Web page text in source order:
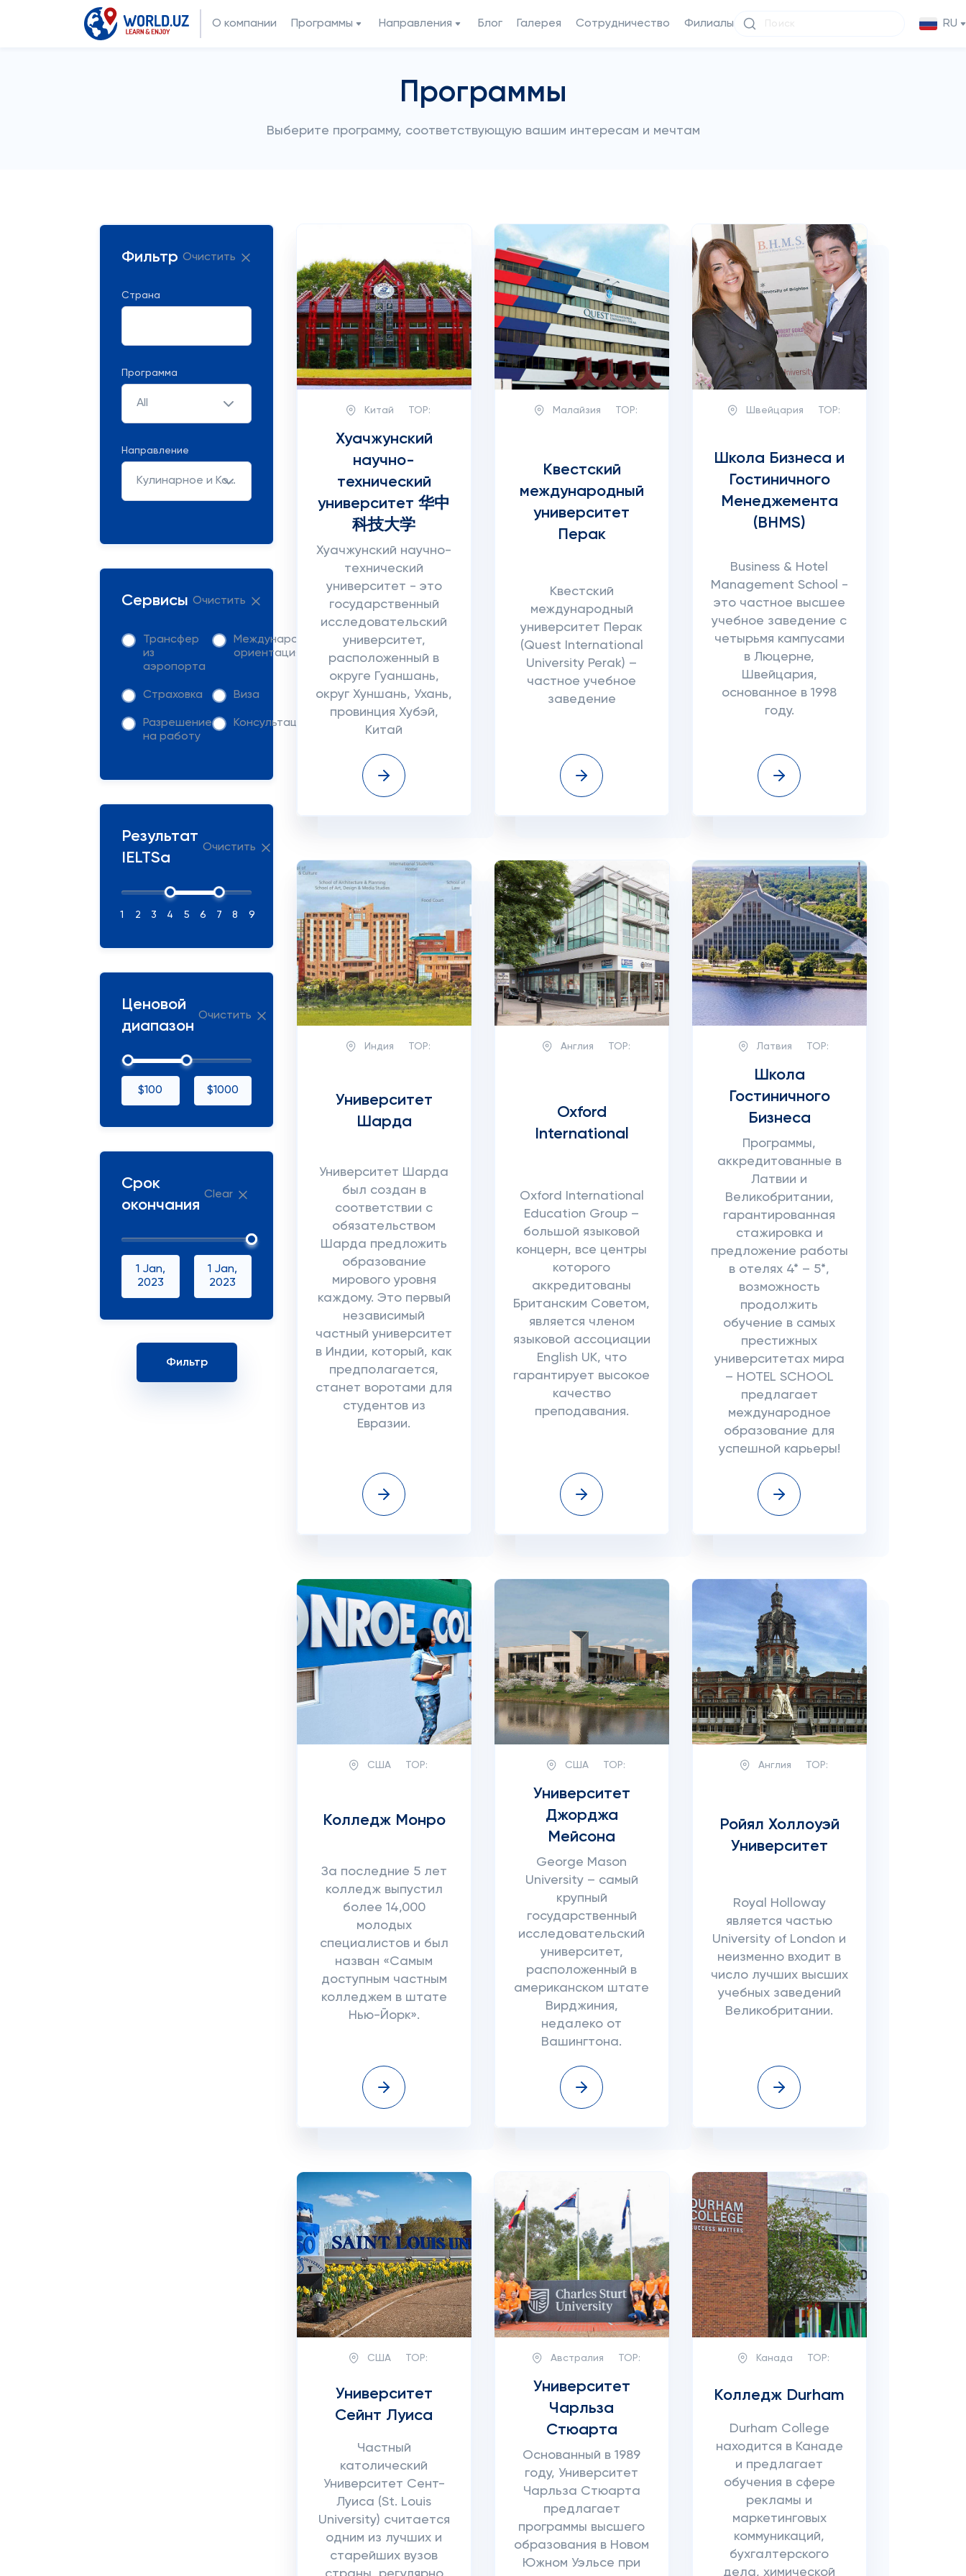
О компании Программы Направления Блог Галерея Сотрудничество Филиалы RU
Программы
Выберите программу, соответствующую вашим интересам и мечтам
Фильтр Очистить
Страна
Программа
All
Направление
Кулинарное и Кондитерское Искусство
Сервисы Очистить
Трансфер
из
аэропорта
Международная
ориентация
Страховка Виза
Разрешение
на работу
Консультация
Результат
IELTSа
Очистить
1 2 3 4 5 6 7 8 9
Ценовой
диапазон
Очистить
$100 $1000
Срок
окончания
Clear
1 Jan,
2023
1 Jan,
2023
Китай TOP:
Хуачжунский
научно-
технический
университет 华中
科技大学
Хуачжунский научно-
технический
университет - это
государственный
исследовательский
университет,
расположенный в
округе Гуаншань,
округ Хуншань, Ухань,
провинция Хубэй,
Китай
Малайзия TOP:
Квестский
международный
университет
Перак
Квестский
международный
университет Перак
(Quest International
University Perak) –
частное учебное
заведение
Швейцария TOP:
Школа Бизнеса и
Гостиничного
Менеджемента
(BHMS)
Business & Hotel
Management School -
это частное высшее
учебное заведение с
четырьмя кампусами
в Люцерне,
Швейцария,
основанное в 1998
году.
Индия TOP:
Университет
Шарда
Университет Шарда
был создан в
соответствии с
обязательством
Шарда предложить
образование
мирового уровня
каждому. Это первый
независимый
частный университет
в Индии, который, как
предполагается,
станет воротами для
студентов из
Евразии.
Англия TOP:
Oxford
International
Oxford International
Education Group –
большой языковой
концерн, все центры
которого
аккредитованы
Британским Советом,
является членом
языковой ассоциации
English UK, что
гарантирует высокое
качество
преподавания.
Латвия TOP:
Школа
Гостиничного
Бизнеса
Программы,
аккредитованные в
Латвии и
Великобритании,
гарантированная
стажировка и
предложение работы
в отелях 4* – 5*,
возможность
продолжить
обучение в самых
престижных
университетах мира
– HOTEL SCHOOL
предлагает
международное
образование для
успешной карьеры!
США TOP:
Колледж Монро
За последние 5 лет
колледж выпустил
более 14,000
молодых
специалистов и был
назван «Самым
доступным частным
колледжем в штате
Нью-Йорк».
США TOP:
Университет
Джорджа
Мейсона
George Mason
University – самый
крупный
государственный
исследовательский
университет,
расположенный в
американском штате
Вирджиния,
недалеко от
Вашингтона.
Англия TOP:
Ройял Холлоуэй
Университет
Royal Holloway
является частью
University of London и
неизменно входит в
число лучших высших
учебных заведений
Великобритании.
США TOP:
Университет
Сейнт Луиса
Частный
католический
Университет Сент-
Луиса (St. Louis
University) считается
одним из лучших и
старейших вузов
Австралия TOP:
Университет
Чарльза
Стюарта
Основанный в 1989
году, Университет
Чарльза Стюарта
предлагает
программы высшего
образования в Новом
Южном Уэльсе при
Канада TOP:
Колледж Durham
Durham College
находится в Канаде
и предлагает
обучения в сфере
рекламы и
маркетинговых
коммуникаций,
бухгалтерского
дела, химической